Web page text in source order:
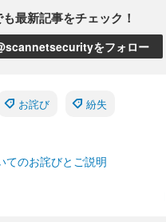
最新記事をチェック！
をフォロー
お詫び 紛失
てのお詫びとご説明